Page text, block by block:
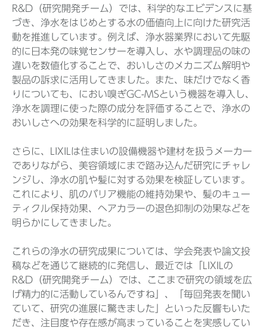
R&D（研究開発チーム）では、科学的なエビデンスに基
づき、浄水をはじめとする水の価値向上に向けた研究活
動を推進しています。例えば、浄水器業界において先駆
的に日本発の味覚センサーを導入し、水や調理品の味の
違いを数値化することで、おいしさのメカニズム解明や
製品の訴求に活用してきました。また、味だけでなく香
りについても、におい嗅ぎGC-MSという機器を導入し、
浄水を調理に使った際の成分を評価することで、浄水の
おいしさへの効果を科学的に証明しました。
さらに、LIXILは住まいの設備機器や建材を扱うメーカー
でありながら、美容領域にまで踏み込んだ研究にチャレ
ンジし、浄水の肌や髪に対する効果を検証しています。
これにより、肌のバリア機能の維持効果や、髪のキュー
ティクル保持効果、ヘアカラーの退色抑制の効果などを
明らかにしてきました。
これらの浄水の研究成果については、学会発表や論文投
稿などを通じて継続的に発信し、最近では「LIXILの
R&D（研究開発チーム）では、ここまで研究の領域を広
げ精力的に活動しているんですね」、「毎回発表を聞い
ていて、研究の進展に驚きました」といった反響もいた
だき、注目度や存在感が高まっていることを実感してい